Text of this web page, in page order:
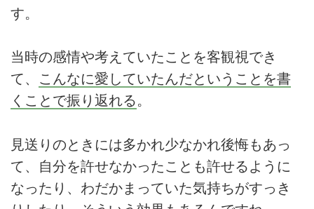
す。
当時の感情や考えていたことを客観視でき
て、 こんなに愛していたんだということを書
くことで振り返れる。
見送りのときには多かれ少なかれ後悔もあっ
て、自分を許せなかったことも許せるように
なったり、わだかまっていた気持ちがすっき